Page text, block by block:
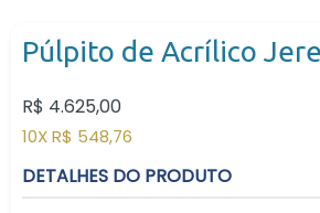
Púlpito de Acrílico
Preço
normal
R$ 4.625,00
10X R$ 548,76
DETALHES DO PRODUTO